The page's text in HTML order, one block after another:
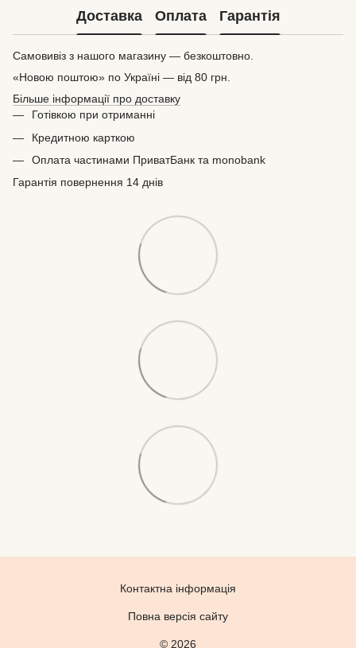
Доставка Оплата Гарантія
Самовивіз з нашого магазину — безкоштовно.
«Новою поштою» по Україні — від 80 грн.
Більше інформації про доставку
Готівкою при отриманні
Кредитною карткою
Оплата частинами ПриватБанк та monobank
Гарантія повернення 14 днів
Контактна інформація
Повна версія сайту
© 2026